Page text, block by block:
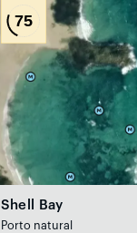
75
Shell Bay
Porto natural